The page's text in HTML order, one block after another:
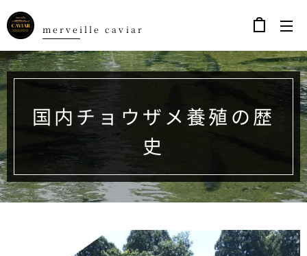
ｍerveille caviar
国内チョウザメ養殖の歴
史